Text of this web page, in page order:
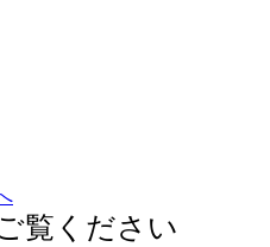
覧ください